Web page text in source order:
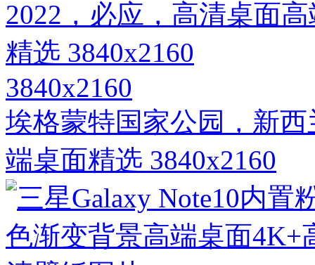
3840x2160
埃格蒙特国家公园，新
端桌面精选 3840x2160